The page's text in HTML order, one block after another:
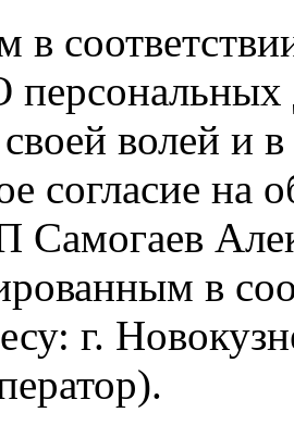
в
волей и
согласие на
Самогаев
в
г.